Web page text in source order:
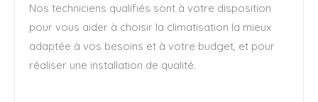
Nos techniciens qualifiés sont à votre disposition
pour vous aider à choisir la climatisation la mieux
adaptée à vos besoins et à votre budget, et pour
réaliser une installation de qualité.